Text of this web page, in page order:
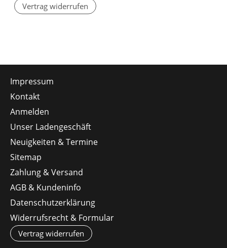
Vertrag widerrufen
Impressum
Kontakt
Anmelden
Unser Ladengeschäft
Neuigkeiten & Termine
Sitemap
Zahlung & Versand
AGB & Kundeninfo
Datenschutzerklärung
Widerrufsrecht & Formular
Vertrag widerrufen